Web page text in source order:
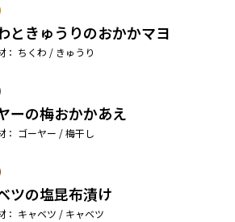
ときゅうりのおかかマヨ
： ちくわ / きゅうり
ーの梅おかかあえ
： ゴーヤー / 梅干し
ツの塩昆布漬け
： キャベツ / キャベツ